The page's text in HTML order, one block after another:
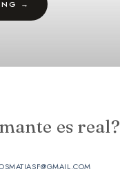
→
es real?